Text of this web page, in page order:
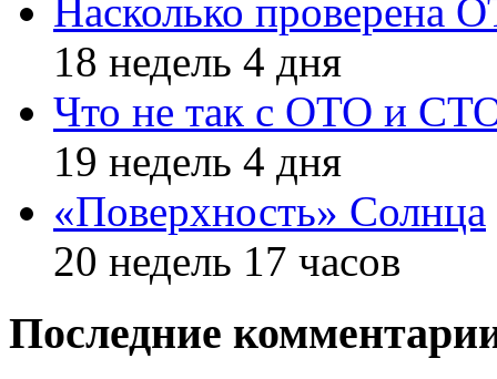
Насколько проверена
18 недель 4 дня
Что не так с ОТО и
19 недель 4 дня
«Поверхность» Солнца
20 недель 17 часов
Последние